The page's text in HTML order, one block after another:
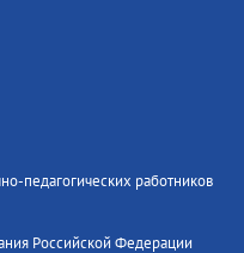
педагогических работников
Российской Федерации